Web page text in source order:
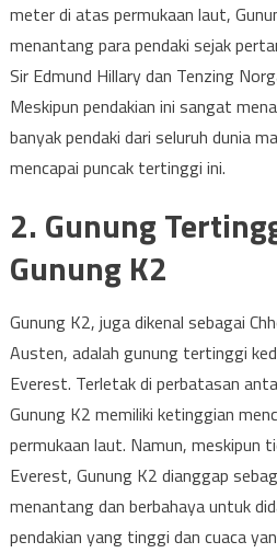
meter di atas permukaan laut,
menantang para pendaki sejak
Sir Edmund Hillary dan Tenzing
Meskipun pendakian ini sangat
banyak pendaki dari seluruh dunia
mencapai puncak tertinggi ini.
2. Gunung
Gunung K2
Gunung K2, juga dikenal sebagai
Austen, adalah gunung tertinggi
Everest. Terletak di perbatasan
Gunung K2 memiliki ketinggian
permukaan laut. Namun, meskipun
Everest, Gunung K2 dianggap
menantang dan berbahaya untuk
pendakian yang tinggi dan cuaca